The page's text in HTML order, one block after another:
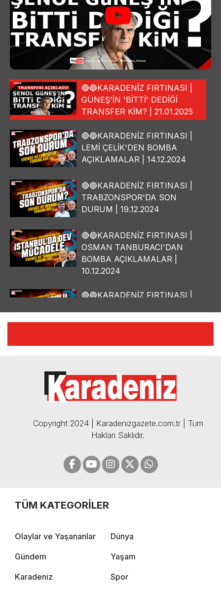
🔴🔵KARADENİZ FIRTINASI |
GÜNEŞ'İN 'BİTTİ' DEDİĞİ
TRANSFER KİM? | 21.01.2025
🔴🔵KARADENİZ FIRTINASI |
LEMİ ÇELİK'DEN BOMBA
AÇIKLAMALAR | 14.12.2024
🔴🔵KARADENİZ FIRTINASI |
TRABZONSPOR'DA SON
DURUM | 19.12.2024
🔴🔵KARADENİZ FIRTINASI |
OSMAN TANBURACI'DAN
BOMBA AÇIKLAMALAR |
10.12.2024
🔴🔵KARADENİZ FIRTINASI |
🔴🔵KARADENİZ FIRTINASI |
05.12.2024
Copyright 2024 | Karadenizgazete.com.tr | Tüm
Hakları Saklıdır.
TÜM KATEGORİLER
Olaylar ve Yaşananlar Dünya
Gündem Yaşam
Karadeniz Spor